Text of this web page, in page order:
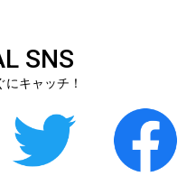
SNS
キャッチ！